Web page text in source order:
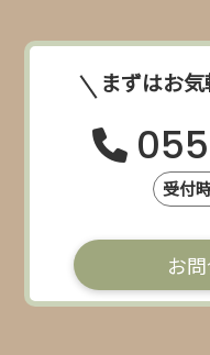
まずはお
受付
お